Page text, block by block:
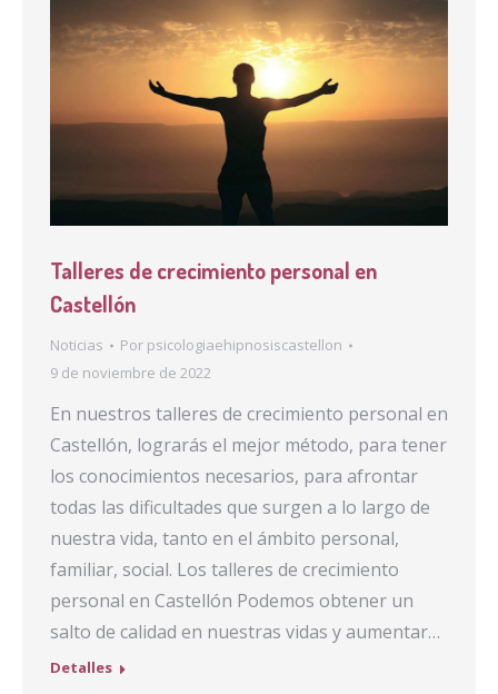
Talleres de crecimiento personal en
Castellón
Noticias Por psicologiaehipnosiscastellon
9 de noviembre de 2022
En nuestros talleres de crecimiento personal en
Castellón, lograrás el mejor método, para tener
los conocimientos necesarios, para afrontar
todas las dificultades que surgen a lo largo de
nuestra vida, tanto en el ámbito personal,
familiar, social. Los talleres de crecimiento
personal en Castellón Podemos obtener un
salto de calidad en nuestras vidas y aumentar…
Detalles